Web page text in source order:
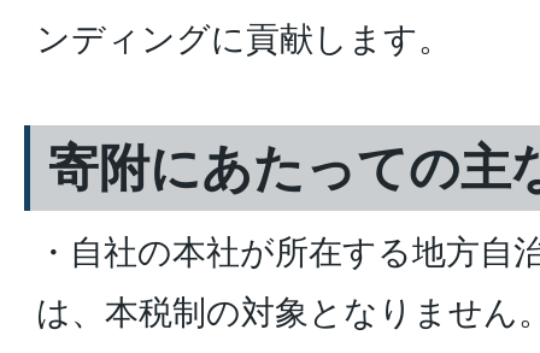
ンディングに貢献します。
寄附にあたっての主
・自社の本社が所在する地方自
は、本税制の対象となりません